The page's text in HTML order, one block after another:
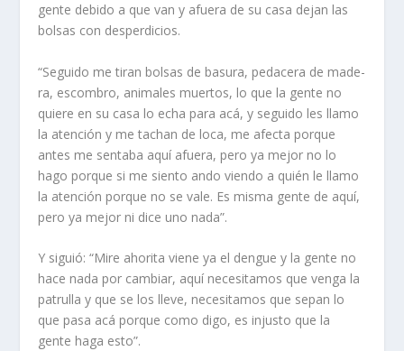
gente debido a que van y afuera de su casa dejan las
bolsas con desperdicios.
“Seguido me tiran bolsas de basura, pedacera de made­
ra, escombro, animales muer­tos, lo que la gente no
quiere en su casa lo echa para acá, y seguido les llamo
la atención y me tachan de loca, me afec­ta porque
antes me sentaba aquí afuera, pero ya mejor no lo
hago porque si me siento ando viendo a quién le llamo
la atención porque no se vale. Es misma gente de aquí,
pero ya mejor ni dice uno nada”.
Y siguió: “Mire ahorita vie­ne ya el dengue y la gente no
hace nada por cambiar, aquí ne­cesitamos que venga la
patrulla y que se los lleve, necesitamos que sepan lo
que pasa acá por­que como digo, es injusto que la
gente haga esto”.